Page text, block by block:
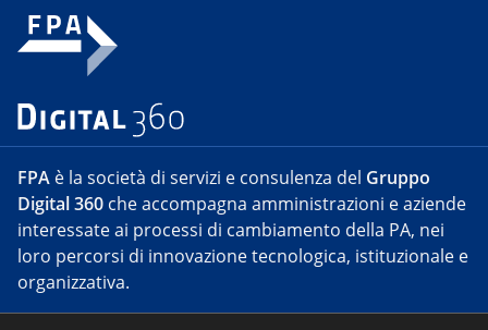
FPA è la società di servizi e consulenza del Gruppo
Digital 360 che accompagna amministrazioni e aziende
interessate ai processi di cambiamento della PA, nei
loro percorsi di innovazione tecnologica, istituzionale e
organizzativa.